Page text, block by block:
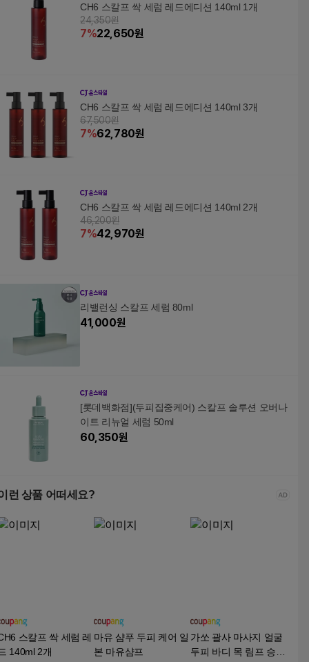
CH6 스칼프 싹 세럼 레드에디션 140ml 1개
24,350원
7%22,650원
CH6 스칼프 싹 세럼 레드에디션 140ml 3개
67,500원
7%62,780원
CH6 스칼프 싹 세럼 레드에디션 140ml 2개
46,200원
7%42,970원
리밸런싱 스칼프 세럼 80ml
41,000원
[롯데백화점](두피집중케어) 스칼프 솔루션 오버나
이트 리뉴얼 세럼 50ml
60,350원
런 상품 어떠세요?
스칼프 싹 세럼 레
140ml 2개
마유 샴푸 두피 케어 일
본 마유샴프
가쏘 괄사 마사지 얼굴
두피 바디 목 림프 승모